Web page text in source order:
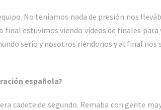
No teníamos nada de presión nos
estuvimos viendo vídeos de finales para
serio y nosotros riéndonos y al final
española?
cadete de segundo. Remaba con gente